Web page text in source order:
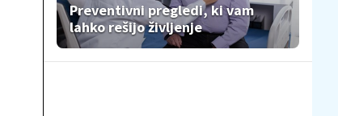
Preventivni pregledi, ki vam
lahko rešijo življenje